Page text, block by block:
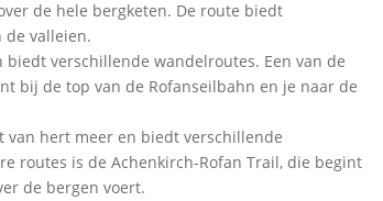
de hele bergketen. De route biedt
valleien.
verschillende wandelroutes. Een van de
bij de top van de Rofanseilbahn en je naar de
van hert meer en biedt verschillende
routes is de Achenkirch-Rofan Trail, die begint
de bergen voert.